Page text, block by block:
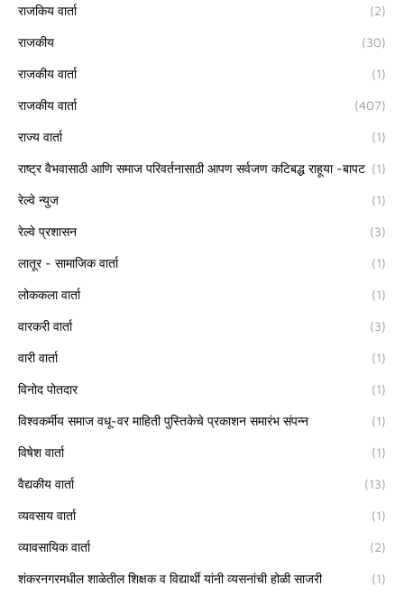
राजकिय वार्ता (2)
राजकीय (30)
राजकीय वार्ता (1)
राजकीय वार्ता (407)
राज्य वार्ता (1)
राष्ट्र वैभवासाठी आणि समाज परिवर्तनासाठी आपण सर्वजण कटिबद्ध राहूया -बापट (1)
रेल्वे न्युज (1)
रेल्वे प्रशासन (3)
लातूर - सामाजिक वार्ता (1)
लोककला वार्ता (1)
वारकरी वार्ता (3)
वारी वार्ता (1)
विनोद पोतदार (1)
विश्वकर्मीय समाज वधू-वर माहिती पुस्तिकेचे प्रकाशन समारंभ संपन्न (1)
विषेश वार्ता (1)
वैद्यकीय वार्ता (13)
व्यवसाय वार्ता (1)
व्यावसायिक वार्ता (2)
शंकरनगरमधील शाळेतील शिक्षक व विद्यार्थी यांनी व्यसनांची होळी साजरी (1)